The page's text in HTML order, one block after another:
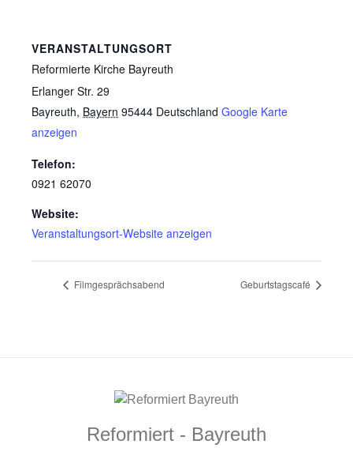
VERANSTALTUNGSORT
Reformierte Kirche Bayreuth
Erlanger Str. 29
Bayreuth, Bayern 95444 Deutschland Google Karte
anzeigen
Telefon:
0921 62070
Website:
Veranstaltungsort-Website anzeigen
Filmgesprächsabend Geburtstagscafé
Reformiert - Bayreuth